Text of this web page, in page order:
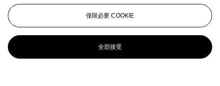
僅限必要 COOKIE
全部接受